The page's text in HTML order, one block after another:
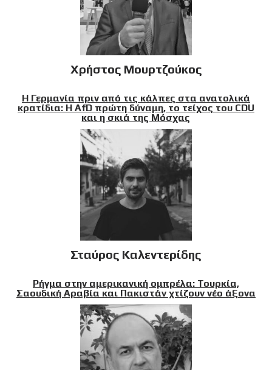
Χρήστος Μουρτζούκος
Η Γερμανία πριν από τις κάλπες στα ανατολικά
κρατίδια: Η AfD πρώτη δύναμη, το τείχος του CDU
και η σκιά της Μόσχας
Σταύρος Καλεντερίδης
Ρήγμα στην αμερικανική ομπρέλα: Τουρκία,
Σαουδική Αραβία και Πακιστάν χτίζουν νέο άξονα